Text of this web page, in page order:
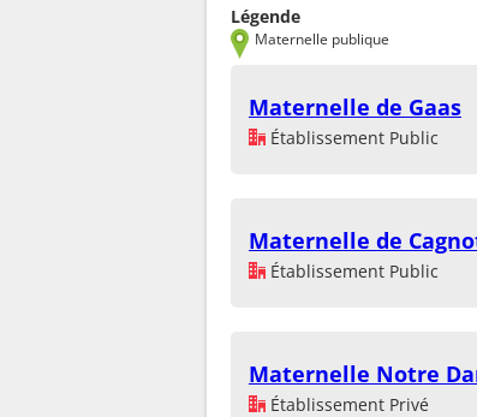
Légende
Maternelle publique
Maternelle de Gaas
Établissement Public
Maternelle de
Établissement Public
Maternelle Notre
Établissement Privé